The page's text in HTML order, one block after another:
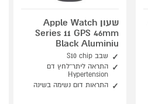
שעון Apple Watch
Series 11 GPS 46mm
Black Aluminiu
שבב S10 chip
התראה ליתר־לחץ דם
Hypertension
התראות דום נשימה בשינה